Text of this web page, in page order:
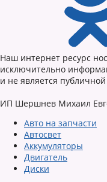
Наш интернет ресурс
исключительно
и не является
ИП Шершнев Михаил
Авто на запчасти
Автосвет
Аккумуляторы
Двигатель
Диски